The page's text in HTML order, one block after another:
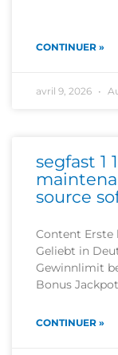
CONTINUER »
avril 9, 2026
segfast 1
source
Content Erste
Geliebt in
Gewinnlimit
Bonus
CONTINUER »